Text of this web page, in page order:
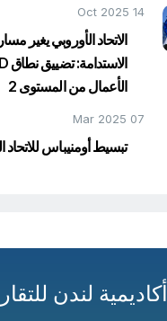
14 Oct 2025
الاتحاد الأوروبي يغير
الأعمال من المستوى 2
07 Mar 2025
تبسيط أومنيباس للاتحاد
أكاديمية لندن